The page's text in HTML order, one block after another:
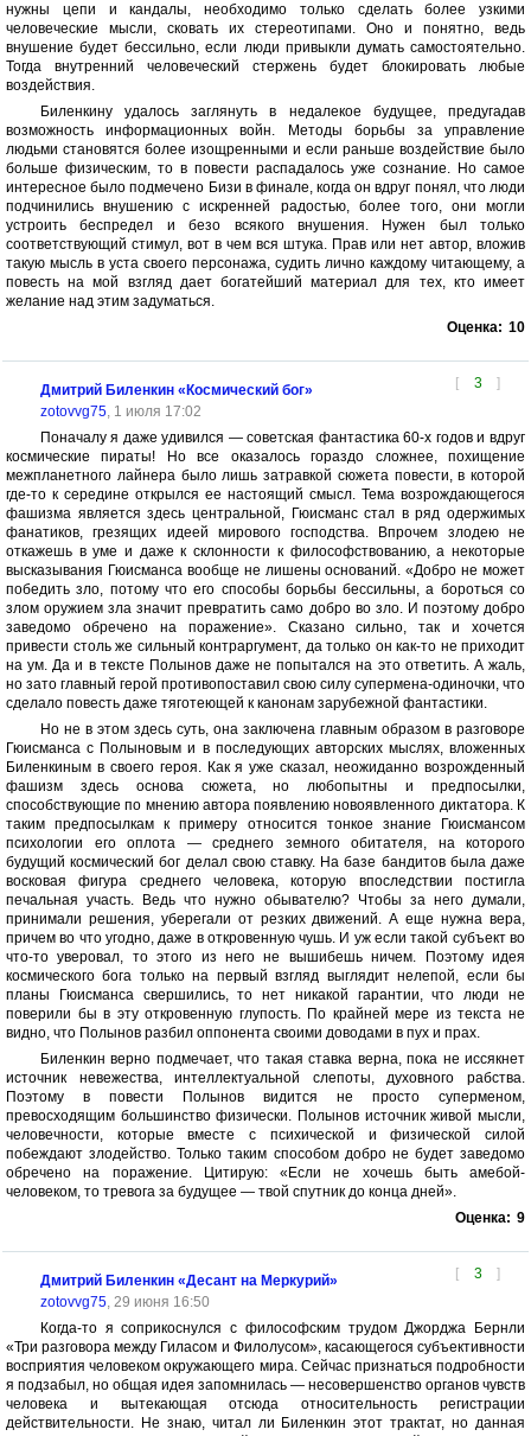
нужны цепи и кандалы, необходимо только сделать более узкими
человеческие мысли, сковать их стереотипами. Оно и понятно, ведь
внушение будет бессильно, если люди привыкли думать самостоятельно.
Тогда внутренний человеческий стержень будет блокировать любые
воздействия.
Биленкину удалось заглянуть в недалекое будущее, предугадав
возможность информационных войн. Методы борьбы за управление
людьми становятся более изощренными и если раньше воздействие было
больше физическим, то в повести распадалось уже сознание. Но самое
интересное было подмечено Бизи в финале, когда он вдруг понял, что люди
подчинились внушению с искренней радостью, более того, они могли
устроить беспредел и безо всякого внушения. Нужен был только
соответствующий стимул, вот в чем вся штука. Прав или нет автор, вложив
такую мысль в уста своего персонажа, судить лично каждому читающему, а
повесть на мой взгляд дает богатейший материал для тех, кто имеет
желание над этим задуматься.
Оценка: 10
[ 3 ]
Дмитрий Биленкин «Космический бог»
zotovvg75, 1 июля 17:02
Поначалу я даже удивился — советская фантастика 60-х годов и вдруг
космические пираты! Но все оказалось гораздо сложнее, похищение
межпланетного лайнера было лишь затравкой сюжета повести, в которой
где-то к середине открылся ее настоящий смысл. Тема возрождающегося
фашизма является здесь центральной, Гюисманс стал в ряд одержимых
фанатиков, грезящих идеей мирового господства. Впрочем злодею не
откажешь в уме и даже к склонности к философствованию, а некоторые
высказывания Гюисманса вообще не лишены оснований. «Добро не может
победить зло, потому что его способы борьбы бессильны, а бороться со
злом оружием зла значит превратить само добро во зло. И поэтому добро
заведомо обречено на поражение». Сказано сильно, так и хочется
привести столь же сильный контраргумент, да только он как-то не приходит
на ум. Да и в тексте Полынов даже не попытался на это ответить. А жаль,
но зато главный герой противопоставил свою силу супермена-одиночки, что
сделало повесть даже тяготеющей к канонам зарубежной фантастики.
Но не в этом здесь суть, она заключена главным образом в разговоре
Гюисманса с Полыновым и в последующих авторских мыслях, вложенных
Биленкиным в своего героя. Как я уже сказал, неожиданно возрожденный
фашизм здесь основа сюжета, но любопытны и предпосылки,
способствующие по мнению автора появлению новоявленного диктатора. К
таким предпосылкам к примеру относится тонкое знание Гюисмансом
психологии его оплота — среднего земного обитателя, на которого
будущий космический бог делал свою ставку. На базе бандитов была даже
восковая фигура среднего человека, которую впоследствии постигла
печальная участь. Ведь что нужно обывателю? Чтобы за него думали,
принимали решения, уберегали от резких движений. А еще нужна вера,
причем во что угодно, даже в откровенную чушь. И уж если такой субъект во
что-то уверовал, то этого из него не вышибешь ничем. Поэтому идея
космического бога только на первый взгляд выглядит нелепой, если бы
планы Гюисманса свершились, то нет никакой гарантии, что люди не
поверили бы в эту откровенную глупость. По крайней мере из текста не
видно, что Полынов разбил оппонента своими доводами в пух и прах.
Биленкин верно подмечает, что такая ставка верна, пока не иссякнет
источник невежества, интеллектуальной слепоты, духовного рабства.
Поэтому в повести Полынов видится не просто суперменом,
превосходящим большинство физически. Полынов источник живой мысли,
человечности, которые вместе с психической и физической силой
побеждают злодейство. Только таким способом добро не будет заведомо
обречено на поражение. Цитирую: «Если не хочешь быть амебой-
человеком, то тревога за будущее — твой спутник до конца дней».
Оценка: 9
[ 3 ]
Дмитрий Биленкин «Десант на Меркурий»
zotovvg75, 29 июня 16:50
Когда-то я соприкоснулся с философским трудом Джорджа Бернли
«Три разговора между Гиласом и Филолусом», касающегося субъективности
восприятия человеком окружающего мира. Сейчас признаться подробности
я подзабыл, но общая идея запомнилась — несовершенство органов чувств
человека и вытекающая отсюда относительность регистрации
действительности. Не знаю, читал ли Биленкин этот трактат, но данная